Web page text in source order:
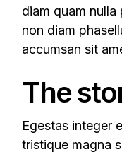
diam quam
non diam
accumsan sit
The
Egestas integer
tristique magna